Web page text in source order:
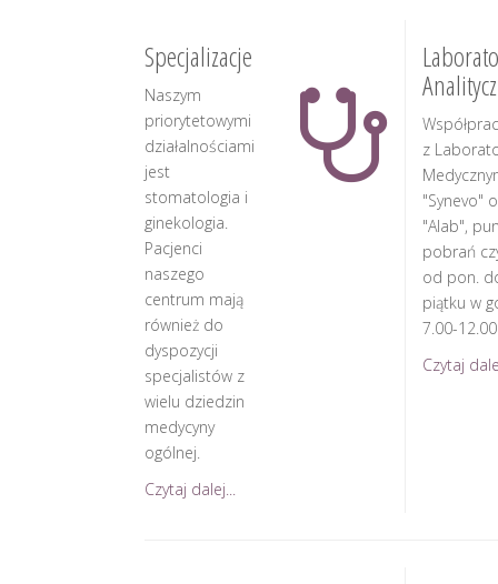
Specjalizacje
Naszym
priorytetowymi
działalnościami
jest
stomatologia i
ginekologia.
Pacjenci
naszego
centrum mają
również do
dyspozycji
specjalistów z
wielu dziedzin
medycyny
ogólnej.
Czytaj dalej...
z
"Synevo"
"Alab",
pobrań
od pon.
piątku w
7.00-
Czytaj